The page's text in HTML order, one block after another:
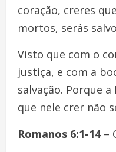
coração, creres
mortos, serás
Visto que com o
justiça, e com a
salvação. Porque
que nele crer não
Romanos 6:1-14–